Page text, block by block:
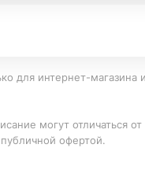
для интернет-магазина
могут отличаться
офертой.